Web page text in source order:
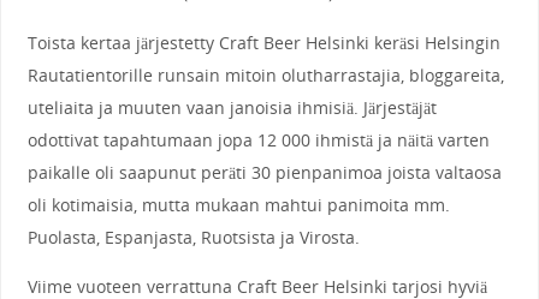
Toista kertaa järjestetty Craft Beer Helsinki keräsi Helsingin
Rautatientorille runsain mitoin olutharrastajia, bloggareita,
uteliaita ja muuten vaan janoisia ihmisiä. Järjestäjät
odottivat tapahtumaan jopa 12 000 ihmistä ja näitä varten
paikalle oli saapunut peräti 30 pienpanimoa joista valtaosa
oli kotimaisia, mutta mukaan mahtui panimoita mm.
Puolasta, Espanjasta, Ruotsista ja Virosta.
Viime vuoteen verrattuna Craft Beer Helsinki tarjosi hyviä